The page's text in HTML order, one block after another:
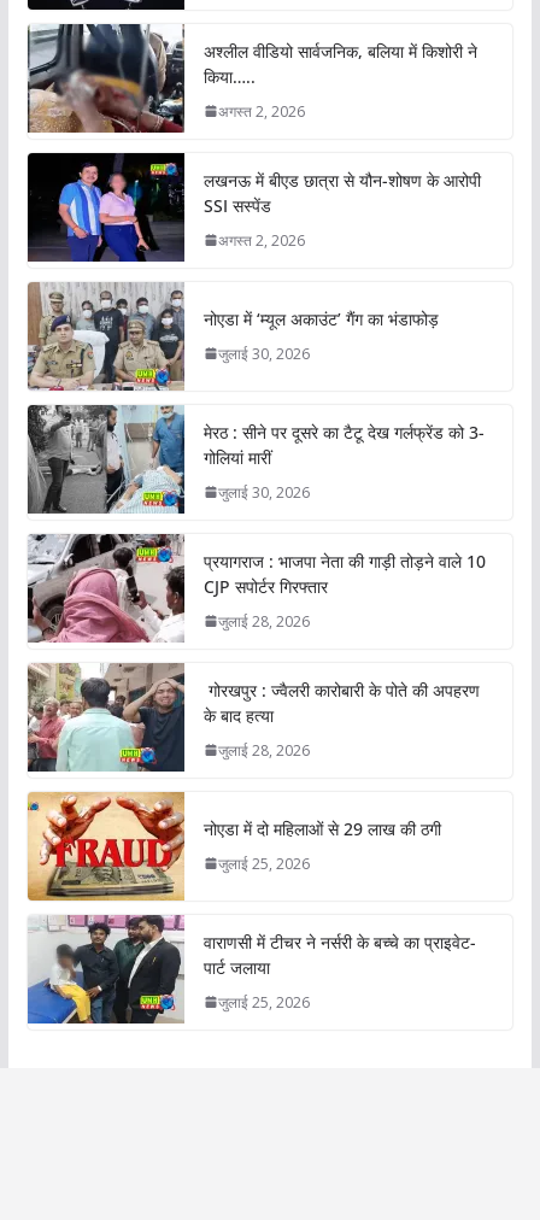
अश्लील वीडियो सार्वजनिक, बलिया में किशोरी ने
किया…..
अगस्त 2, 2026
लखनऊ में बीएड छात्रा से यौन-शोषण के आरोपी
SSI सस्पेंड
अगस्त 2, 2026
नोएडा में ‘म्यूल अकाउंट’ गैंग का भंडाफोड़
जुलाई 30, 2026
मेरठ : सीने पर दूसरे का टैटू देख गर्लफ्रेंड को 3-
गोलियां मारीं
जुलाई 30, 2026
प्रयागराज : भाजपा नेता की गाड़ी तोड़ने वाले 10
CJP सपोर्टर गिरफ्तार
जुलाई 28, 2026
गोरखपुर : ज्वैलरी कारोबारी के पोते की अपहरण
के बाद हत्या
जुलाई 28, 2026
नोएडा में दो महिलाओं से 29 लाख की ठगी
जुलाई 25, 2026
वाराणसी में टीचर ने नर्सरी के बच्चे का प्राइवेट-
पार्ट जलाया
जुलाई 25, 2026